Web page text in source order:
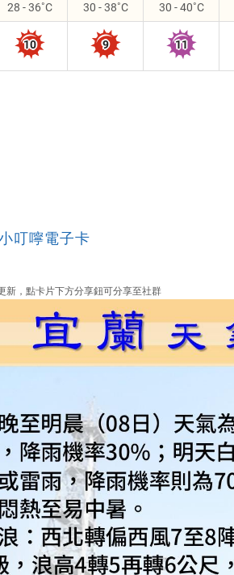
28 - 36 30 - 38 30 - 40
10
過量級
9
過量級
11
危險級
叮嚀電子卡
新，點卡片下方分享鈕可分享至社群